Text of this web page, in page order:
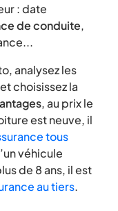
: date
de conduite,
analysez les
choisissez la
, au prix le
est neuve, il
tous
véhicule
de 8 ans, il est
au tiers.